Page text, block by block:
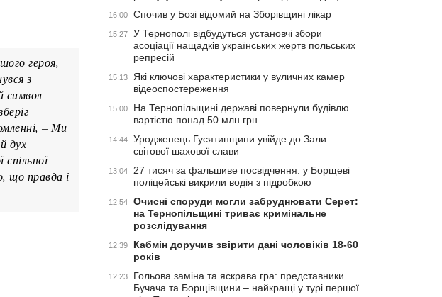
героя,
з
символ
– Ми
дух
що правда і
16:00 Спочив у Бозі відомий на Зборівщині лікар
15:27
У Тернополі відбудуться установчі збори
асоціації нащадків українських жертв польських
репресій
15:13
Які ключові характеристики у вуличних камер
відеоспостереження
15:00
На Тернопільщині державі повернули будівлю
вартістю понад 50 млн грн
14:44
Уродженець Гусятинщини увійде до Зали
світової шахової слави
13:04
27 тисяч за фальшиве посвідчення: у Борщеві
поліцейські викрили водія з підробкою
12:54
Очисні споруди могли забруднювати Серет:
на Тернопільщині триває кримінальне
розслідування
12:39
Кабмін доручив звірити дані чоловіків 18-60
років
12:23
Гольова заміна та яскрава гра: представники
Бучача та Борщівщини – найкращі у турі першої